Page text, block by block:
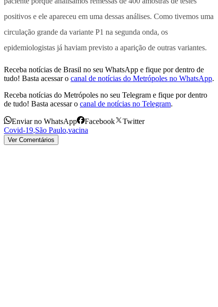
positivos e ele apareceu em uma dessas análises. Como tivemos uma
circulação grande da variante P1 na segunda onda, os
epidemiologistas já haviam previsto a aparição de outras variantes.
Receba notícias de Brasil no seu WhatsApp e fique por dentro de
tudo! Basta acessar o canal de notícias do Metrópoles no WhatsApp.
Receba notícias do Metrópoles no seu Telegram e fique por dentro
de tudo! Basta acessar o canal de notícias no Telegram.
Enviar no WhatsApp Facebook
Twitter
Covid-19,São Paulo,vacina
Ver Comentários